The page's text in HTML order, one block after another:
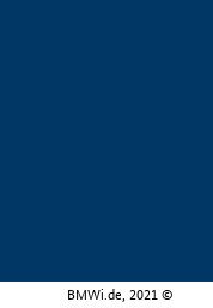
BMWi.de, 2021 ©